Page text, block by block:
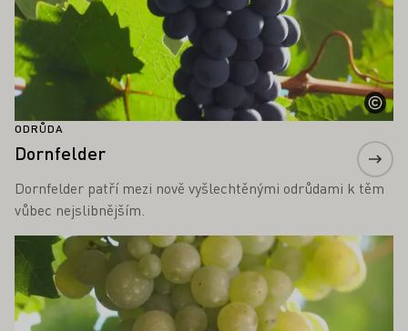
ODRŮDA
Dornfelder
Dornfelder patří mezi nově vyšlechtěnými odrůdami k těm
vůbec nejslibnějším.
Zjistěte více